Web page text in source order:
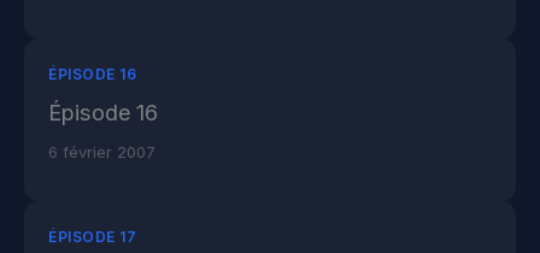
ÉPISODE 16
Épisode 16
6 février 2007
ÉPISODE 17